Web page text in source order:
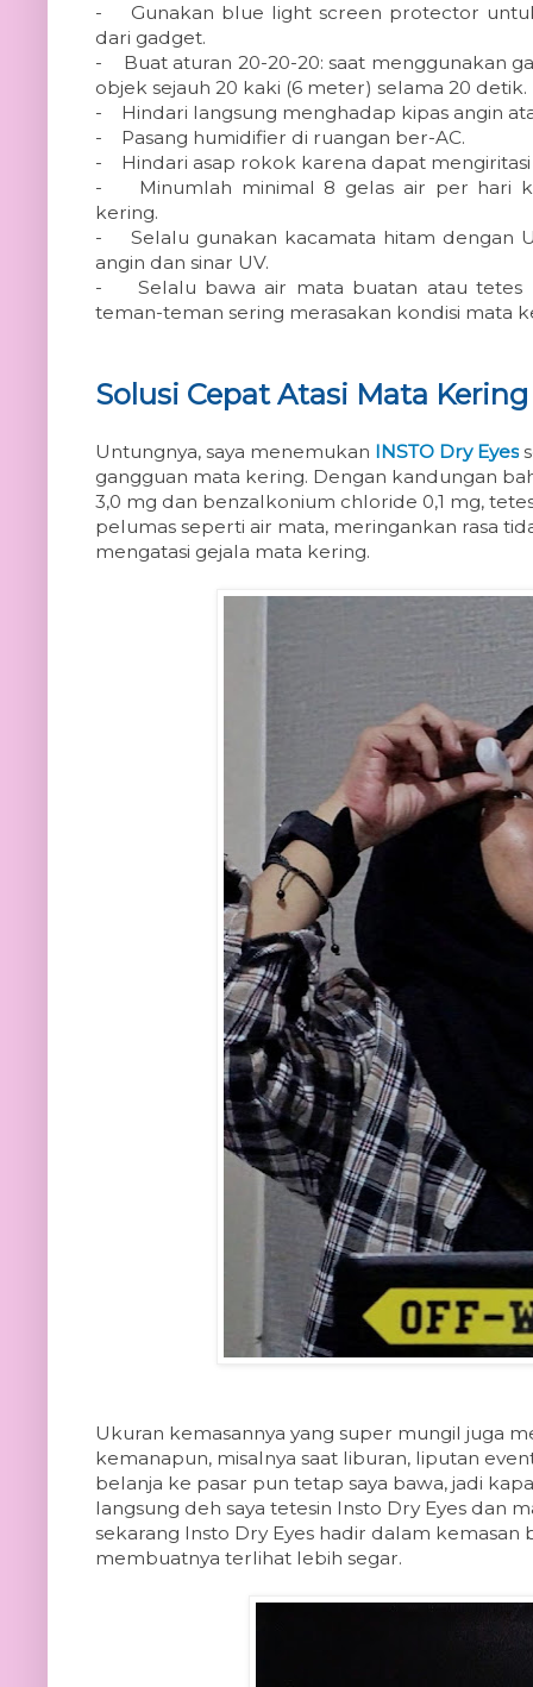
-
Gunakan blue light screen protector
dari gadget.
-
Buat aturan 20-20-20: saat menggunakan
objek sejauh 20 kaki (6 meter) selama 20 detik.
-
Hindari langsung menghadap kipas angin
-
Pasang humidifier di ruangan ber-AC.
-
Hindari asap rokok karena dapat
-
Minumlah minimal 8 gelas air per hari
kering.
-
Selalu gunakan kacamata hitam dengan
angin dan sinar UV.
-
Selalu bawa air mata buatan atau
teman-teman sering merasakan kondisi mata
Solusi Cepat Atasi Mata Kering
Untungnya, saya menemukan INSTO Dry Eyes
gangguan mata kering. Dengan kandungan
3,0 mg dan benzalkonium chloride 0,1 mg,
pelumas seperti air mata, meringankan rasa
mengatasi gejala mata kering.
Ukuran kemasannya yang super mungil juga
kemanapun, misalnya saat liburan, liputan
belanja ke pasar pun tetap saya bawa, jadi
langsung deh saya tetesin Insto Dry Eyes dan
sekarang Insto Dry Eyes hadir dalam
membuatnya terlihat lebih segar.